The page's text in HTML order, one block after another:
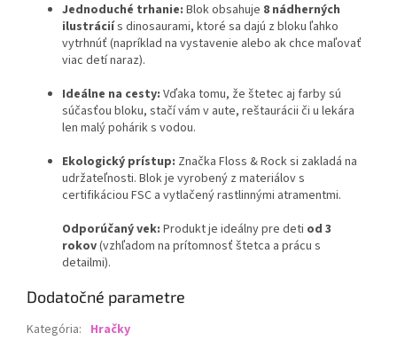
Jednoduché trhanie: Blok obsahuje 8 nádherných
ilustráciís dinosaurami, ktoré sa dajú z bloku ľahko
vytrhnúť (napríklad na vystavenie alebo ak chce maľovať
viac detí naraz).
Ideálne na cesty: Vďaka tomu, že štetec aj farby sú
súčasťou bloku, stačí vám v aute, reštaurácii či u lekára
len malý pohárik s vodou.
Ekologický prístup: Značka Floss & Rock si zakladá na
udržateľnosti. Blok je vyrobený z materiálov s
certifikáciou FSC a vytlačený rastlinnými atramentmi.
Odporúčaný vek: Produkt je ideálny pre deti od 3
rokov(vzhľadom na prítomnosť štetca a prácu s
detailmi).
Dodatočné parametre
Kategória: Hračky